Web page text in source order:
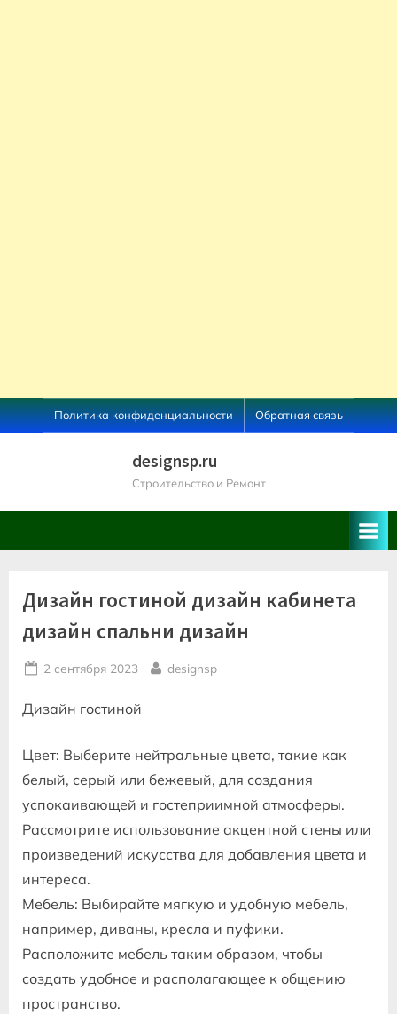
Skip
to
Политика конфиденциальности Обратная связь
designsp.ru
Строительство и Ремонт
Дизайн гостиной дизайн кабинета
дизайн спальни дизайн
Posted
2 сентября 2023 By
designsp
Дизайн гостиной
Цвет: Выберите нейтральные цвета, такие как
белый, серый или бежевый, для создания
успокаивающей и гостеприимной атмосферы.
Рассмотрите использование акцентной стены или
произведений искусства для добавления цвета и
интереса.
Мебель: Выбирайте мягкую и удобную мебель,
например, диваны, кресла и пуфики.
Расположите мебель таким образом, чтобы
создать удобное и располагающее к общению
пространство.